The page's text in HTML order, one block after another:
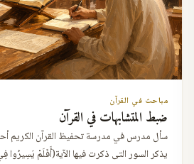
مباحث في القرآن
ضبط المتشابهات في القرآن
سأل مدرس في مدرسة تحفيظ القرآن الكريم أحد
يذكر السور التى ذكرت فيها الآية(أَفَلَمْ